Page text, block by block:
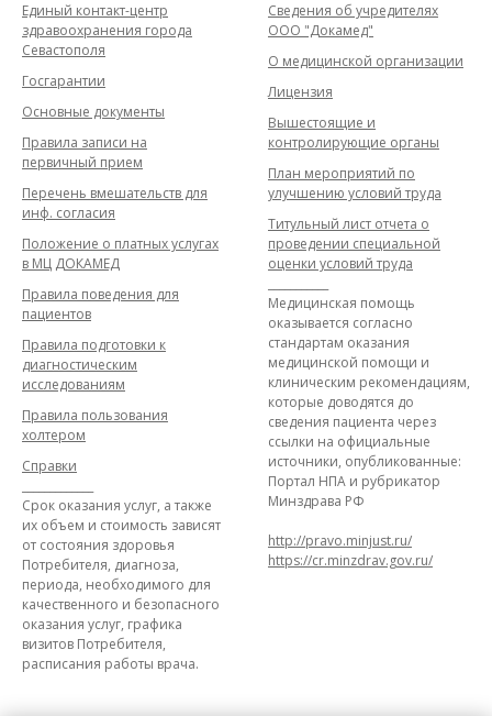
Единый контакт-центр
здравоохранения города
Севастополя
Госгарантии
Основные документы
Правила записи на
первичный прием
Перечень вмешательств для
инф. согласия
Положение о платных услугах
в МЦ ДОКАМЕД
Правила поведения для
пациентов
Правила подготовки к
диагностическим
исследованиям
Правила пользования
холтером
Справки
Срок оказания услуг, а также
их объем и стоимость зависят
от состояния здоровья
Потребителя, диагноза,
периода, необходимого для
качественного и безопасного
оказания услуг, графика
визитов Потребителя,
расписания работы врача.
Сведения об учредителях
ООО "Докамед"
О медицинской организации
Лицензия
Вышестоящие и
контролирующие органы
План мероприятий по
улучшению условий труда
Титульный лист отчета о
проведении специальной
оценки условий труда
Медицинская помощь
оказывается согласно
стандартам оказания
медицинской помощи и
клиническим рекомендациям,
которые доводятся до
сведения пациента через
ссылки на официальные
источники, опубликованные:
Портал НПА и рубрикатор
Минздрава РФ
http://pravo.minjust.ru/
https://cr.minzdrav.gov.ru/